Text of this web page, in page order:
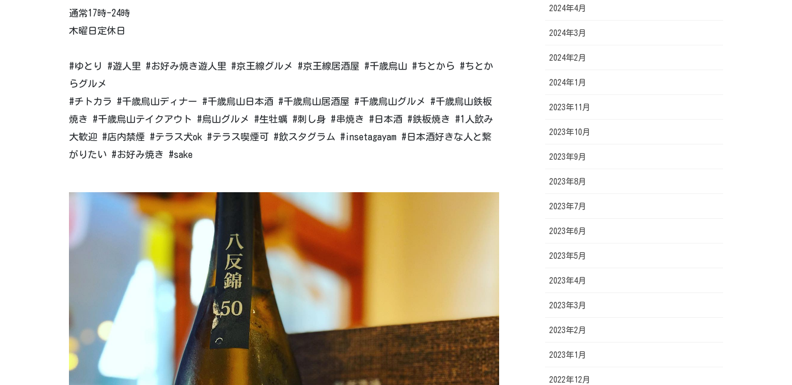
通常17時-24時
木曜日定休日
#ゆとり #遊人里 #お好み焼き遊人里 #京王線グルメ #京王線居酒屋 #千歳烏山 #ちとから #ちとか
らグルメ
#チトカラ #千歳烏山ディナー #千歳烏山日本酒 #千歳烏山居酒屋 #千歳烏山グルメ #千歳烏山鉄板
焼き #千歳烏山テイクアウト #烏山グルメ #生牡蠣 #刺し身 #串焼き #日本酒 #鉄板焼き #1人飲み
大歓迎 #店内禁煙 #テラス犬ok #テラス喫煙可 #飲スタグラム #insetagayam #日本酒好きな人と繋
がりたい #お好み焼き #sake
2024年4月
2024年3月
2024年2月
2024年1月
2023年11月
2023年10月
2023年9月
2023年8月
2023年7月
2023年6月
2023年5月
2023年4月
2023年3月
2023年2月
2023年1月
2022年12月